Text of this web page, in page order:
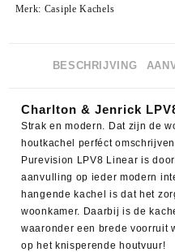
Merk: Casiple Kachels
BESCHRIJVING
Charlton & Jenrick
Strak en modern. Dat zijn de
houtkachel perféct
Purevision LPV8 Linear is
aanvulling op ieder modern
hangende kachel is dat het
woonkamer. Daarbij is de
waaronder een brede voorruit
op het knisperende houtvuur!